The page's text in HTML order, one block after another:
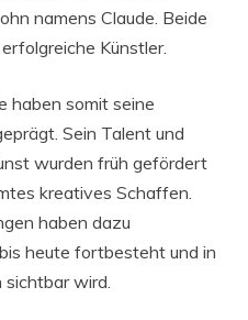
namens Claude. Beide
Künstler.
haben somit seine
Sein Talent und
wurden früh gefördert
kreatives Schaffen.
haben dazu
heute fortbesteht und in
wird.